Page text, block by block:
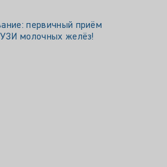
первичный приём
молочных желёз!